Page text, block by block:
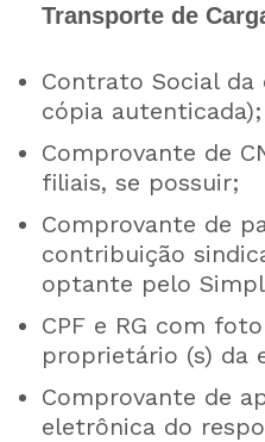
Transporte de
Contrato Social da
cópia autenticada);
Comprovante de
filiais, se possuir;
Comprovante de
contribuição
optante pelo
CPF e RG com
proprietário (s) da
Comprovante de
eletrônica do